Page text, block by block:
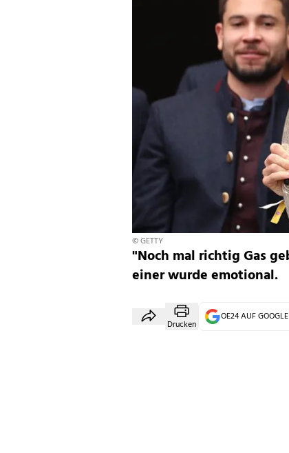
© GETTY
"Noch mal richtig Gas
einer wurde emotional.
Drucken
OE24 AUF